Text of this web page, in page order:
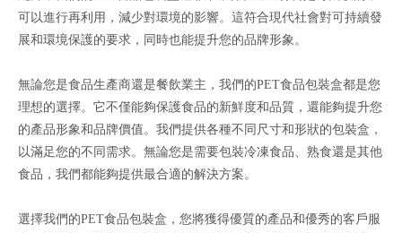
可以進行再利用，減少對環境的影響。這符合現代社會對可持續發
展和環境保護的要求，同時也能提升您的品牌形象。
無論您是食品生產商還是餐飲業主，我們的PET食品包裝盒都是您
理想的選擇。它不僅能夠保護食品的新鮮度和品質，還能夠提升您
的產品形象和品牌價值。我們提供各種不同尺寸和形狀的包裝盒，
以滿足您的不同需求。無論您是需要包裝冷凍食品、熟食還是其他
食品，我們都能夠提供最合適的解決方案。
選擇我們的PET食品包裝盒，您將獲得優質的產品和優秀的客戶服